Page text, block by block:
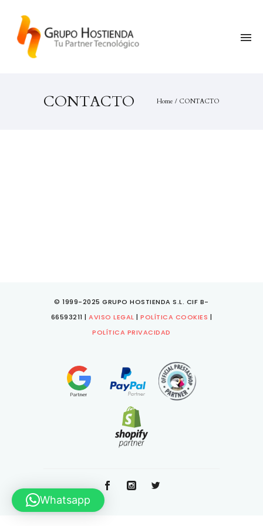
CONTACTO Home / CONTACTO
© 1999-2025 GRUPO HOSTIENDA S.L. CIF B-
66593211 |AVISO LEGAL |POLÍTICA COOKIES |
POLÍTICA PRIVACIDAD
Whatsapp